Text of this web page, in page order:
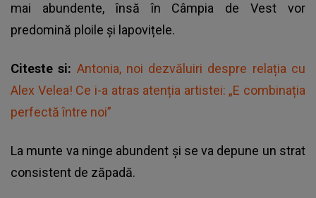
mai abundente, însă în Câmpia de Vest vor
predomină ploile și lapovițele.
Citeste si: Antonia, noi dezvăluiri despre relația cu
Alex Velea! Ce i-a atras atenția artistei: „E combinația
perfectă între noi”
La munte va ninge abundent și se va depune un strat
consistent de zăpadă.